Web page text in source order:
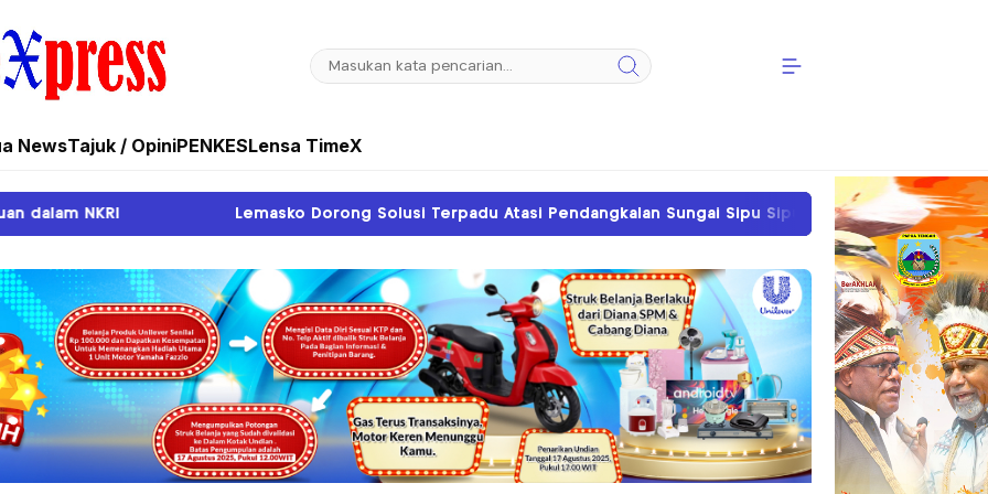
NewsTajuk / OpiniPENKESLensa TimeX
Dorong Solusi Terpadu Atasi Pendangkalan Sungai Sipu Sipu Sengketa Tanah SP II Memanas, PN